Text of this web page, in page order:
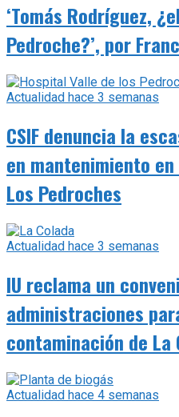
‘Tomás Rodríguez,
Pedroche?’, por
Actualidad hace 3 semanas
CSIF denuncia la
en mantenimiento
Los Pedroches
Actualidad hace 3 semanas
IU reclama un
administraciones
contaminación de La
Actualidad hace 4 semanas